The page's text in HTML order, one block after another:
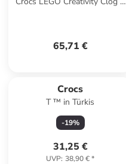
65,71 €
Crocs
T ™ in Türkis
-19%
31,25 €
UVP: 38,90 €*